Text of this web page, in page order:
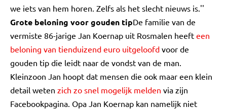
we iets van hem horen. Zelfs als het slecht nieuws is.''
Grote beloning voor gouden tipDe familie van de
vermiste 86-jarige Jan Koernap uit Rosmalen heeft een
beloning van tienduizend euro uitgeloofd voor de
gouden tip die leidt naar de vondst van de man.
Kleinzoon Jan hoopt dat mensen die ook maar een klein
detail weten zich zo snel mogelijk melden via zijn
Facebookpagina. Opa Jan Koernap kan namelijk niet